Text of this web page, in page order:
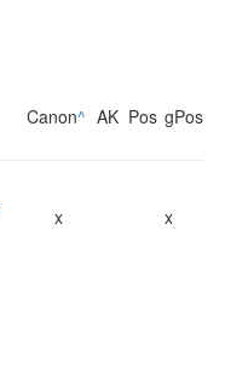
Canon^ AK Pos gPos
x x